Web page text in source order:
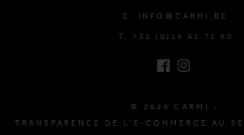
E. INFO@CARMI.BE
T. +32 (0)16 61 71 60
© 2026 CARMI -
TRANSPARENCE DE L'E-COMMERCE AU